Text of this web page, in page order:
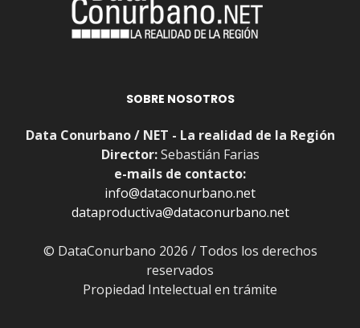
SOBRE NOSOTROS
Data Conurbano / NET - La realidad de la Región
Director:Sebastián Farias
e-mails de contacto:
info@dataconurbano.net
dataproductiva@dataconurbano.net
© DataConurbano 2026 / Todos los derechos
reservados
Propiedad Intelectual en trámite